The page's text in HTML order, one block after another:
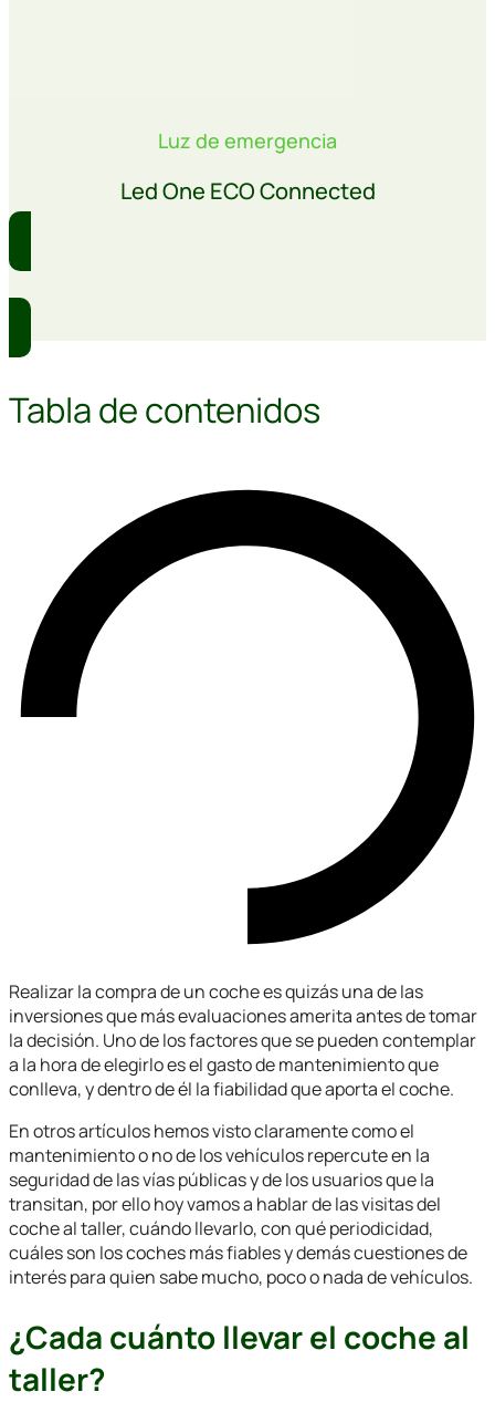
Luz de emergencia
Led One ECO Connected
Tabla de contenidos
Realizar la compra de un coche es quizás una de las
inversiones que más evaluaciones amerita antes de tomar
la decisión. Uno de los factores que se pueden contemplar
a la hora de elegirlo es el gasto de mantenimiento que
conlleva, y dentro de él la fiabilidad que aporta el coche.
En otros artículos hemos visto claramente como el
mantenimiento o no de los vehículos repercute en la
seguridad de las vías públicas y de los usuarios que la
transitan, por ello hoy vamos a hablar de las visitas del
coche al taller, cuándo llevarlo, con qué periodicidad,
cuáles son los coches más fiables y demás cuestiones de
interés para quien sabe mucho, poco o nada de vehículos.
¿Cada cuánto llevar el coche al
taller?